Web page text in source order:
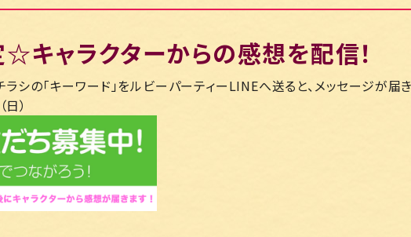
キャラクターからの感想を配信！
シの「キーワード」をルビーパーティーLINEへ送ると、メッセージが届き
）